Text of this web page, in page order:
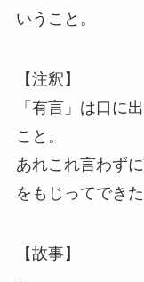
いうこと。
【注釈】
「有言」は口に
こと。
あれこれ言わず
をもじってできた
【故事】